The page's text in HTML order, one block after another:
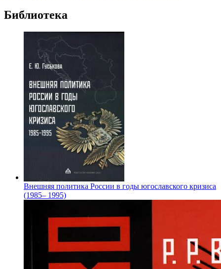
Библиотека
Внешняя политика России в годы югославского кризиса
(1985– 1995)